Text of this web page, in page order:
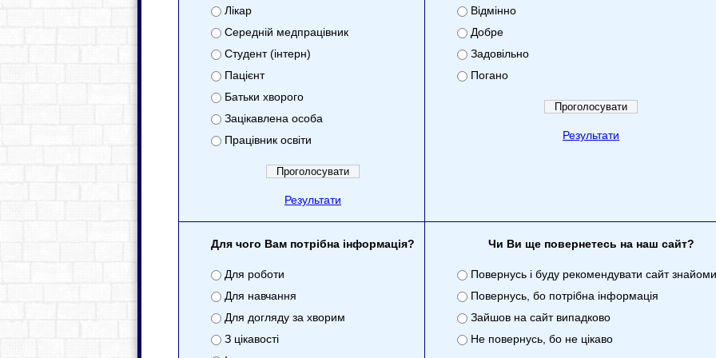
Лікар
Середній медпрацівник
Студент (інтерн)
Пацієнт
Батьки хворого
Зацікавлена особа
Працівник освіти
Результати
Відмінно
Добре
Задовільно
Погано
Результати
Для чого Вам потрібна інформація?
Для роботи
Для навчання
Для догляду за хворим
З цікавості
Чи Ви ще повернетесь на наш сайт?
Повернусь і буду рекомендувати сайт
Повернусь, бо потрібна інформація
Зайшов на сайт випадково
Не повернусь, бо не цікаво